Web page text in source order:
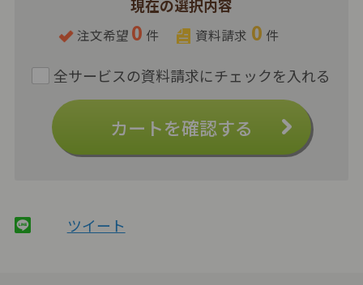
現在の選択内容
注文希望 0 件 資料請求 0 件
カートを確認する
ツイート